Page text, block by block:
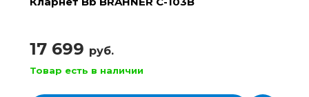
17 699 руб.
Товар есть в наличии